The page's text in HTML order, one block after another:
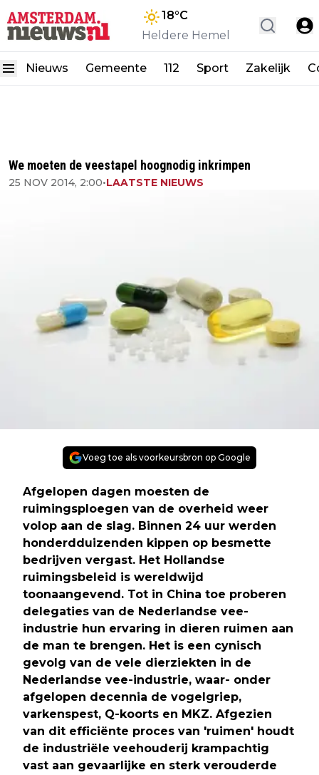
18°C
Heldere Hemel
Nieuws Gemeente 112 Sport Zakelijk
We moeten de veestapel hoognodig inkrimpen
25 NOV 2014, 2:00•LAATSTE NIEUWS
Voeg toe als voorkeursbron op Google
Afgelopen dagen moesten de
ruimingsploegen van de overheid weer
volop aan de slag. Binnen 24 uur werden
honderdduizenden kippen op besmette
bedrijven vergast. Het Hollandse
ruimingsbeleid is wereldwijd
toonaangevend. Tot in China toe proberen
delegaties van de Nederlandse vee-
industrie hun ervaring in dieren ruimen aan
de man te brengen. Het is een cynisch
gevolg van de vele dierziekten in de
Nederlandse vee-industrie, waar- onder
afgelopen decennia de vogelgriep,
varkenspest, Q-koorts en MKZ. Afgezien
van dit efficiënte proces van 'ruimen' houdt
de industriële veehouderij krampachtig
vast aan gevaarlijke en sterk verouderde